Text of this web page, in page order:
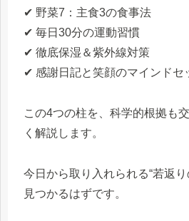
✔ 野菜7：主食3の食事法
✔ 毎日30分の運動習慣
✔ 徹底保湿＆紫外線対策
✔ 感謝日記と笑顔のマインドセ
この4つの柱を、科学的根拠も
く解説します。
今日から取り入れられる“若返
見つかるはずです。